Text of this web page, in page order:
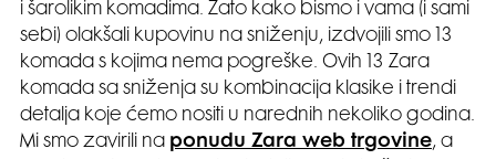
i šarolikim komadima. Zato kako bismo i vama (i sami
sebi) olakšali kupovinu na sniženju, izdvojili smo 13
komada s kojima nema pogreške. Ovih 13 Zara
komada sa sniženja su kombinacija klasike i trendi
detalja koje ćemo nositi u narednih nekoliko godina.
Mi smo zavirili na ponudu Zara web trgovine, a